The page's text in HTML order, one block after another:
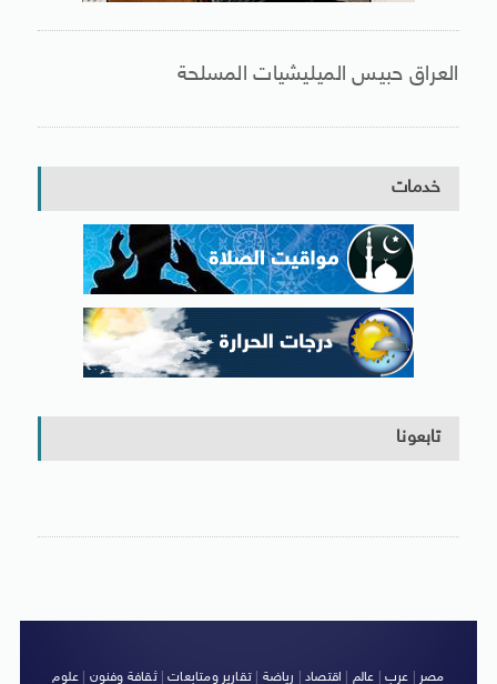
العراق حبيس الميليشيات المسلحة
خدمات
تابعونا
مصر عرب عالم اقتصاد رياضة |تقارير ومتابعات|ثقافة وفنون
علوم